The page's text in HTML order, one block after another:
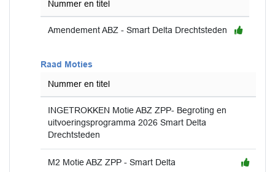
Nummer en titel
Amendement ABZ - Smart Delta Drechtsteden
Raad Moties
Nummer en titel
INGETROKKEN Motie ABZ ZPP- Begroting en
uitvoeringsprogramma 2026 Smart Delta
Drechtsteden
M2 Motie ABZ ZPP - Smart Delta